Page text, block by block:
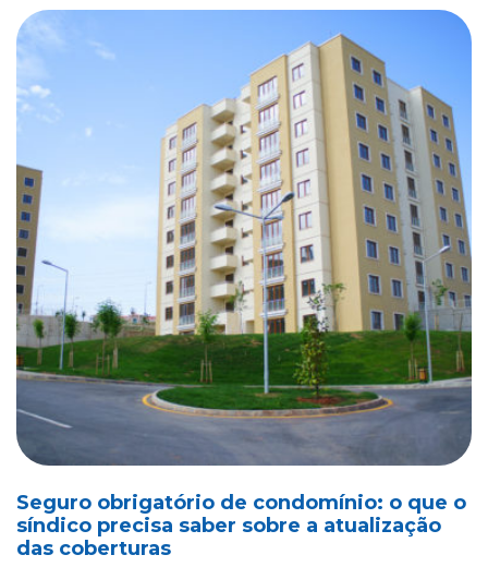
Seguro obrigatório de condomínio: o que o
síndico precisa saber sobre a atualização
das coberturas